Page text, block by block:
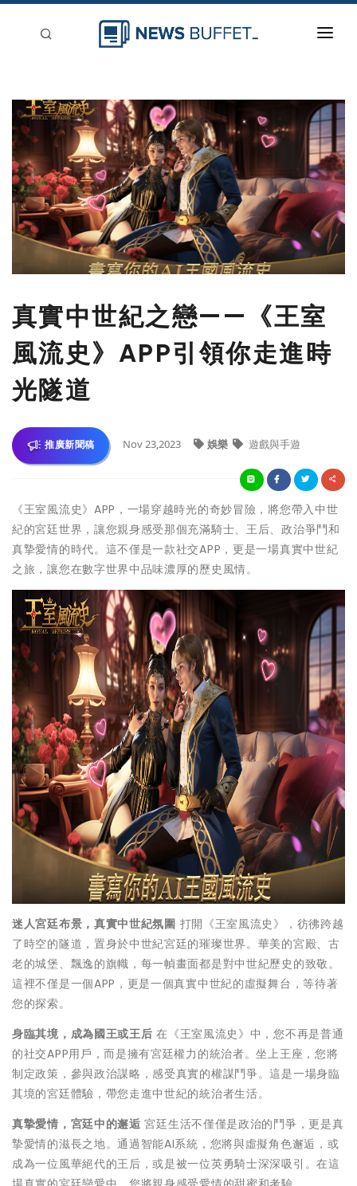
新聞稿分類
登入
刊登
真實中世紀之戀——《王室
風流史》APP引領你走進時
光隧道
推廣新聞稿 Nov 23,2023 娛樂 遊戲與手遊
《王室風流史》APP，一場穿越時光的奇妙冒險，將您帶入中世
紀的宮廷世界，讓您親身感受那個充滿騎士、王后、政治爭鬥和
真摯愛情的時代。這不僅是一款社交APP，更是一場真實中世紀
之旅，讓您在數字世界中品味濃厚的歷史風情。
迷人宮廷布景，真實中世紀氛圍 打開《王室風流史》，彷彿跨越
了時空的隧道，置身於中世紀宮廷的璀璨世界。華美的宮殿、古
老的城堡、飄逸的旗幟，每一幀畫面都是對中世紀歷史的致敬。
這裡不僅是一個APP，更是一個真實中世紀的虛擬舞台，等待著
您的探索。
身臨其境，成為國王或王后 在《王室風流史》中，您不再是普通
的社交APP用戶，而是擁有宮廷權力的統治者。坐上王座，您將
制定政策，參與政治謀略，感受真實的權謀鬥爭。這是一場身臨
其境的宮廷體驗，帶您走進中世紀的統治者生活。
真摯愛情，宮廷中的邂逅 宮廷生活不僅僅是政治的鬥爭，更是真
摯愛情的滋長之地。通過智能AI系統，您將與虛擬角色邂逅，或
成為一位風華絕代的王后，或是被一位英勇騎士深深吸引。在這